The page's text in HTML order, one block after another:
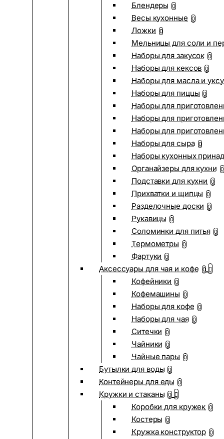
Блендеры 0
Весы кухонные 0
Ложки 0
Мельницы для соли и
Наборы для закусок 0
Наборы для кексов 0
Наборы для масла и
Наборы для пиццы 0
Наборы для
Наборы для
Наборы для
Наборы для сыра 0
Наборы кухонных
Органайзеры для кухни 0
Подставки для кухни 0
Прихватки и щипцы 0
Разделочные доски 0
Рукавицы 0
Соломинки для питья 0
Термометры 0
Фартуки 0
Аксессуары для чая и кофе 0
Кофейники 0
Кофемашины 0
Наборы для кофе 0
Наборы для чая 0
Ситечки 0
Чайники 0
Чайные пары 0
Бутылки для воды 0
Контейнеры для еды 0
Кружки и стаканы 0
Коробки для кружек 0
Костеры 0
Кружка конструктор 0